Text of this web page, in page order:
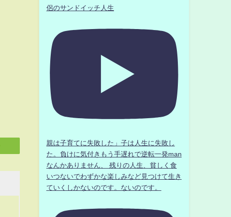
侶のサンドイッチ人生
親は子育てに失敗した」子は人生に失敗し
た。負けに気付きもう手遅れで逆転一発man
なんかありません、 残りの人生、貧しく食
いつないでわずかな楽しみなど見つけて生き
ていくしかないのです。ないのです。